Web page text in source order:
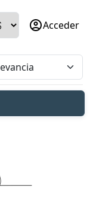
account_circleAcceder